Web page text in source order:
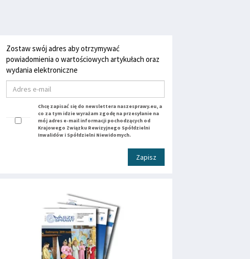
Zostaw swój adres aby otrzymywać
powiadomienia o wartościowych artykułach oraz
wydania elektroniczne
Chcę zapisać się do newslettera naszesprawy.eu, a
co za tym idzie wyrażam zgodę na przesyłanie na
mój adres e-mail informacji pochodzących od
Krajowego Związku Rewizyjnego Spółdzielni
Inwalidów i Spółdzielni Niewidomych.
Zapisz